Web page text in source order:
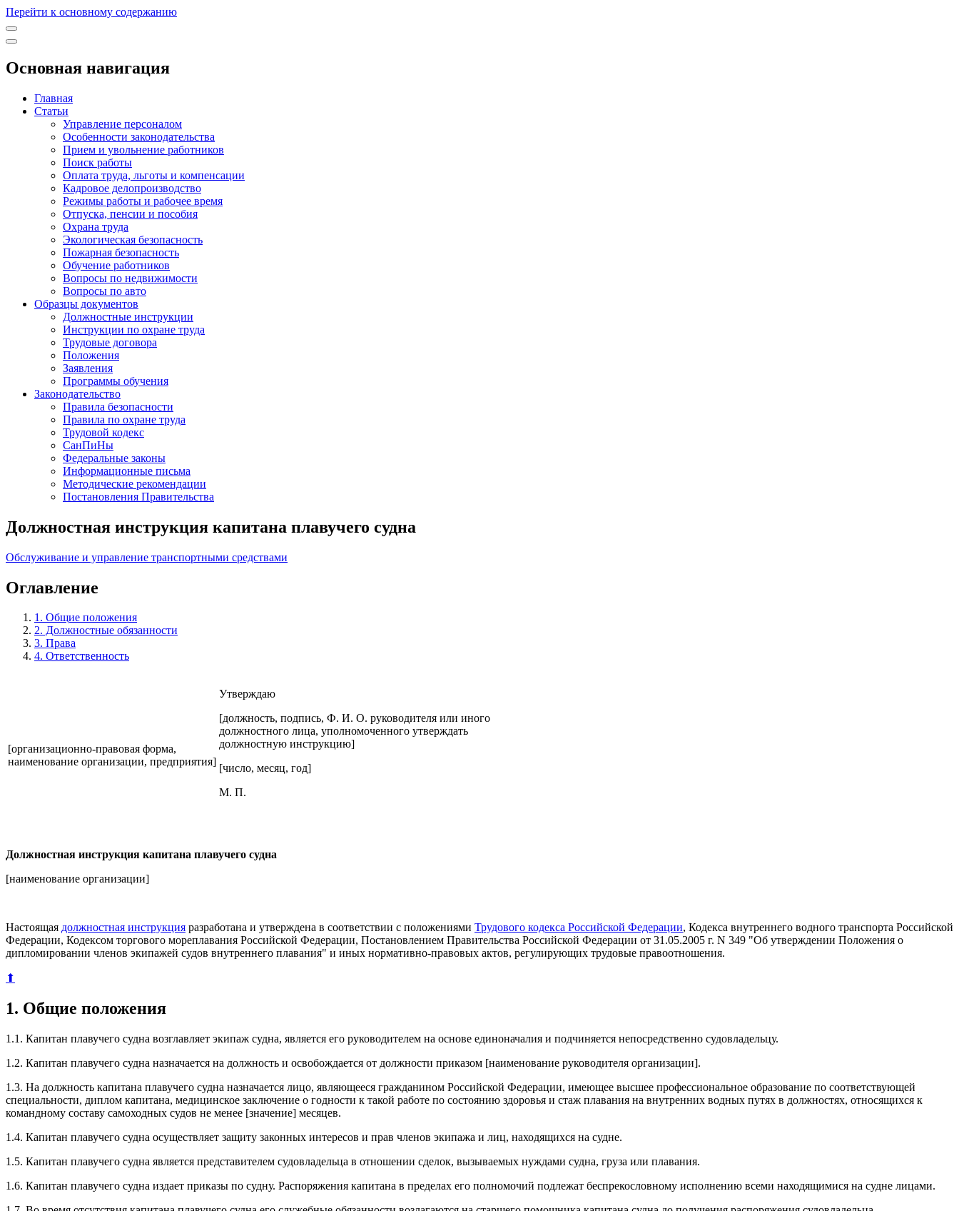
Перейти к основному содержанию
Основная навигация
Главная
Статьи
Управление персоналом
Особенности законодательства
Прием и увольнение работников
Поиск работы
Оплата труда, льготы и компенсации
Кадровое делопроизводство
Режимы работы и рабочее время
Отпуска, пенсии и пособия
Охрана труда
Экологическая безопасность
Пожарная безопасность
Обучение работников
Вопросы по недвижимости
Вопросы по авто
Образцы документов
Должностные инструкции
Инструкции по охране труда
Трудовые договора
Положения
Заявления
Программы обучения
Законодательство
Правила безопасности
Правила по охране труда
Трудовой кодекс
СанПиНы
Федеральные законы
Информационные письма
Методические рекомендации
Постановления Правительства
Должностная инструкция капитана плавучего судна
Обслуживание и управление транспортными средствами
Оглавление
1. Общие положения
2. Должностные обязанности
3. Права
4. Ответственность
[организационно-правовая форма,
наименование организации, предприятия]
Утверждаю
[должность, подпись, Ф. И. О. руководителя или иного
должностного лица, уполномоченного утверждать
должностную инструкцию]
[число, месяц, год]
М. П.
Должностная инструкция капитана плавучего судна
[наименование организации]
Настоящая должностная инструкция разработана и утверждена в соответствии с положениями Трудового кодекса Российской Федерации, Кодекса внутреннего водного транспорта Российской
Федерации, Кодексом торгового мореплавания Российской Федерации, Постановлением Правительства Российской Федерации от 31.05.2005 г. N 349 "Об утверждении Положения о
дипломировании членов экипажей судов внутреннего плавания" и иных нормативно-правовых актов, регулирующих трудовые правоотношения.
⬆
1. Общие положения
1.1. Капитан плавучего судна возглавляет экипаж судна, является его руководителем на основе единоначалия и подчиняется непосредственно судовладельцу.
1.2. Капитан плавучего судна назначается на должность и освобождается от должности приказом [наименование руководителя организации].
1.3. На должность капитана плавучего судна назначается лицо, являющееся гражданином Российской Федерации, имеющее высшее профессиональное образование по соответствующей
специальности, диплом капитана, медицинское заключение о годности к такой работе по состоянию здоровья и стаж плавания на внутренних водных путях в должностях, относящихся к
командному составу самоходных судов не менее [значение] месяцев.
1.4. Капитан плавучего судна осуществляет защиту законных интересов и прав членов экипажа и лиц, находящихся на судне.
1.5. Капитан плавучего судна является представителем судовладельца в отношении сделок, вызываемых нуждами судна, груза или плавания.
1.6. Капитан плавучего судна издает приказы по судну. Распоряжения капитана в пределах его полномочий подлежат беспрекословному исполнению всеми находящимися на судне лицами.